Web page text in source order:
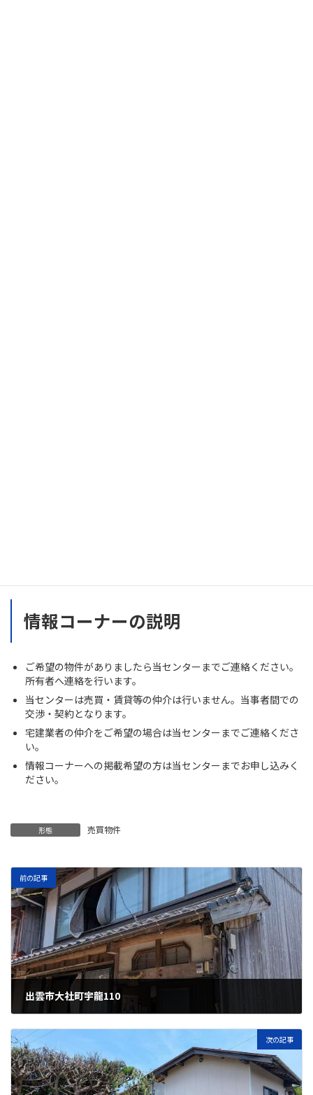
情報コーナーの説明
ご希望の物件がありましたら当センターまでご連絡ください。
所有者へ連絡を行います。
当センターは売買・賃貸等の仲介は行いません。当事者間での
交渉・契約となります。
宅建業者の仲介をご希望の場合は当センターまでご連絡くださ
い。
情報コーナーへの掲載希望の方は当センターまでお申し込みく
ださい。
形態 売買物件
前の記事
出雲市大社町宇龍110
次の記事